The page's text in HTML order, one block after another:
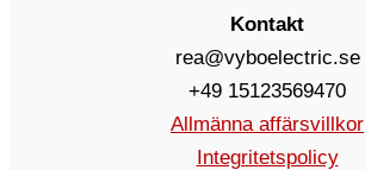
Kontakt
rea@vyboelectric.se
+49 15123569470
Allmänna affärsvillkor
Integritetspolicy